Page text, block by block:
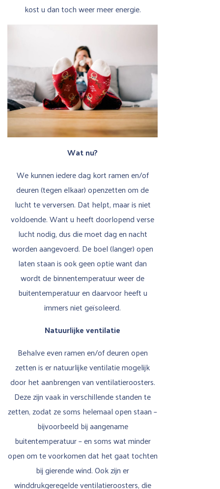
kost u dan toch weer meer energie.
Wat nu?
We kunnen iedere dag kort ramen en/of
deuren (tegen elkaar) openzetten om de
lucht te verversen. Dat helpt, maar is niet
voldoende. Want u heeft doorlopend verse
lucht nodig, dus die moet dag en nacht
worden aangevoerd. De boel (langer) open
laten staan is ook geen optie want dan
wordt de binnentemperatuur weer de
buitentemperatuur en daarvoor heeft u
immers niet geïsoleerd.
Natuurlijke ventilatie
Behalve even ramen en/of deuren open
zetten is er natuurlijke ventilatie mogelijk
door het aanbrengen van ventilatieroosters.
Deze zijn vaak in verschillende standen te
zetten, zodat ze soms helemaal open staan –
bijvoorbeeld bij aangename
buitentemperatuur – en soms wat minder
open om te voorkomen dat het gaat tochten
bij gierende wind. Ook zijn er
winddrukgeregelde ventilatieroosters, die